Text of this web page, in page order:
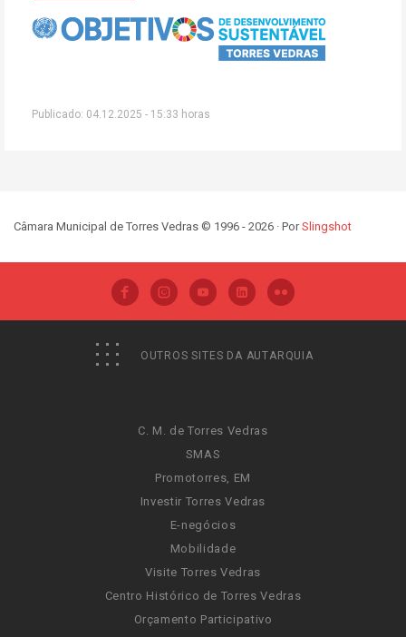
Publicado: 04.12.2025 - 15:33 horas
Câmara Municipal de Torres Vedras © 1996 - 2026 · PorSlingshot
OUTROS SITES DA AUTARQUIA
C. M. de Torres Vedras
SMAS
Promotorres, EM
Investir Torres Vedras
E-negócios
Mobilidade
Visite Torres Vedras
Centro Histórico de Torres Vedras
Orçamento Participativo